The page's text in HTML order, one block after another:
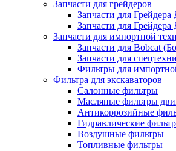
Запчасти для грейдеров
Запчасти для Грейдера
Запчасти для Грейдера
Запчасти для импортной
Запчасти для Bobcat
Запчасти для
Фильтры для
Фильтра для экскаваторов
Салонные фильтры
Масляные фильтры
Антикоррозийные
Гидравлические
Воздушные фильтры
Топливные фильтры